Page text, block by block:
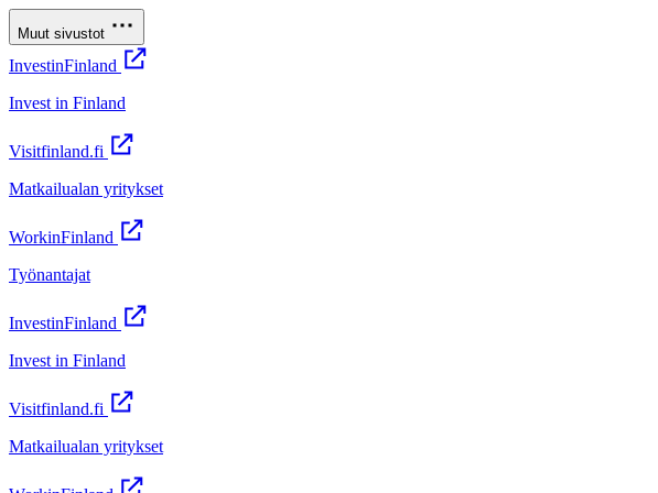
Muut sivustot
InvestinFinland
Invest in Finland
Visitfinland.fi
Matkailualan yritykset
WorkinFinland
Työnantajat
InvestinFinland
Invest in Finland
Visitfinland.fi
Matkailualan yritykset